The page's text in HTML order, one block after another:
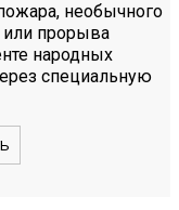
необычного
или прорыва
народных
специальную